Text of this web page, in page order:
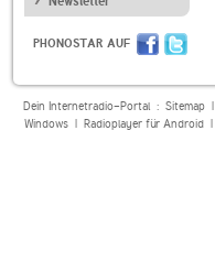
PHONOSTAR AUF
Dein Internetradio-Portal : Sitemap|
Windows| Radioplayer für Android|